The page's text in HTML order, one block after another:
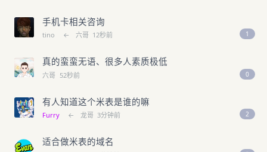
手机卡相关咨询
tino ← 六哥 12秒前 1
真的蛮蛮无语、很多人素质极低
六哥 52秒前 0
有人知道这个米表是谁的嘛
Furry ← 龙哥 3分钟前 2
适合做米表的域名